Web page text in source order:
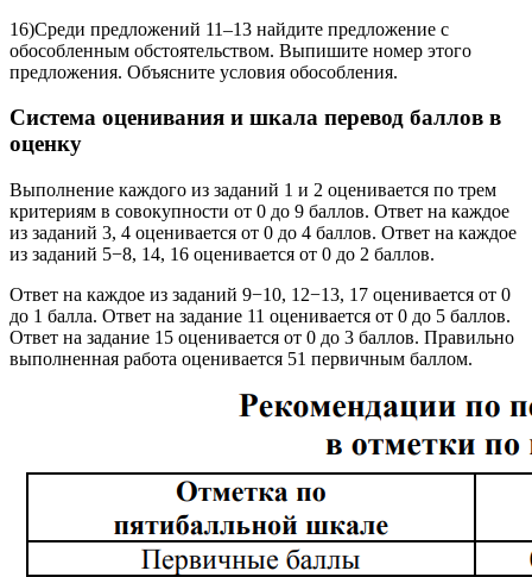
16)Среди предложений 11–13 найдите предложение с
обособленным обстоятельством. Выпишите номер этого
предложения. Объясните условия обособления.
Система оценивания и шкала перевод баллов в
оценку
Выполнение каждого из заданий 1 и 2 оценивается по трем
критериям в совокупности от 0 до 9 баллов. Ответ на каждое
из заданий 3, 4 оценивается от 0 до 4 баллов. Ответ на каждое
из заданий 5−8, 14, 16 оценивается от 0 до 2 баллов.
Ответ на каждое из заданий 9−10, 12−13, 17 оценивается от 0
до 1 балла. Ответ на задание 11 оценивается от 0 до 5 баллов.
Ответ на задание 15 оценивается от 0 до 3 баллов. Правильно
выполненная работа оценивается 51 первичным баллом.